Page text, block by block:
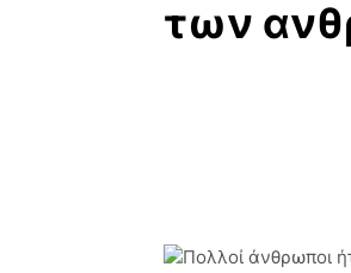
των
Πολλοί άνθρωποι